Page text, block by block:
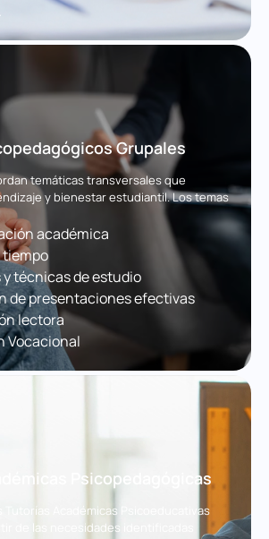
Grupales
temáticas transversales que
y bienestar estudiantil. Los temas
académica
tiempo
técnicas de estudio
de presentaciones efectivas
lectora
Vocacional
Psicopedagógicas
Tutorías Académicas Psicoeducativas
de las necesidades identificadas